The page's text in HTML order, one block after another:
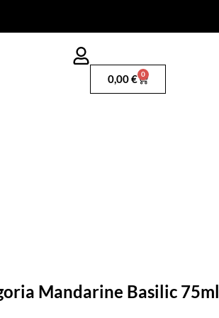
0,00€ 0
Mandarine Basilic 75ml